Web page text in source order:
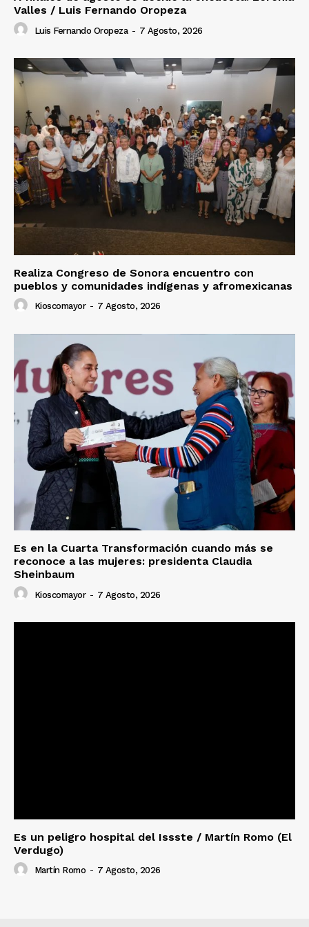
Valles / Luis Fernando Oropeza
Luis Fernando Oropeza - 7 Agosto, 2026
Realiza Congreso de Sonora encuentro con
pueblos y comunidades indígenas y afromexicanas
Kioscomayor - 7 Agosto, 2026
Es en la Cuarta Transformación cuando más se
reconoce a las mujeres: presidenta Claudia
Sheinbaum
Kioscomayor - 7 Agosto, 2026
Es un peligro hospital del Issste / Martín Romo (El
Verdugo)
Martín Romo - 7 Agosto, 2026